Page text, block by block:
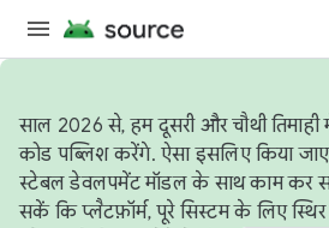
साल 2026 से, हम दूसरी और चौथी
कोड पब्लिश करेंगे. ऐसा इसलिए किया
स्टेबल डेवलपमेंट मॉडल के साथ काम कर
सकें कि प्लैटफ़ॉर्म, पूरे सिस्टम के लिए स्थिर